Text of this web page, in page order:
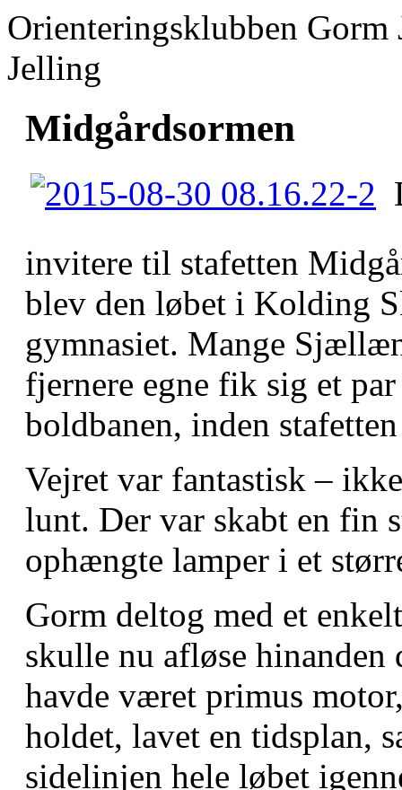
Orienteringsklubben
Jelling
Midgårdsormen
invitere til stafetten
blev den løbet i Kolding
gymnasiet. Mange
fjernere egne fik sig et
boldbanen, inden
Vejret var fantastisk –
lunt. Der var skabt en fin
ophængte lamper i et
Gorm deltog med et
skulle nu afløse
havde været primus
holdet, lavet en tidsplan,
sidelinjen hele løbet